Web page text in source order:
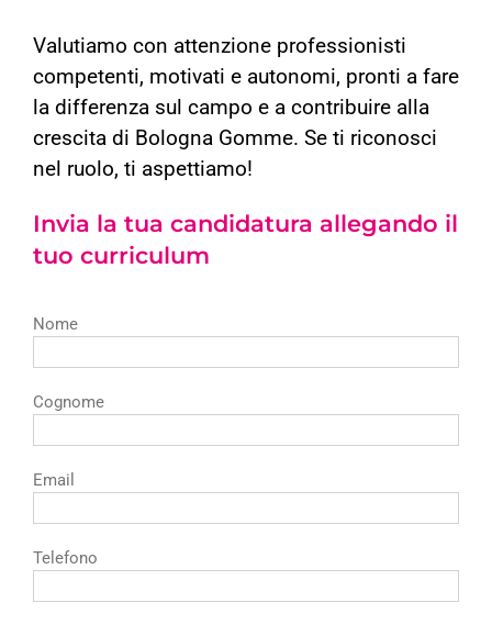
Valutiamo con attenzione professionisti
competenti, motivati e autonomi, pronti a fare
la differenza sul campo e a contribuire alla
crescita di Bologna Gomme. Se ti riconosci
nel ruolo, ti aspettiamo!
Invia la tua candidatura allegando il
tuo curriculum
Nome
Cognome
Email
Telefono